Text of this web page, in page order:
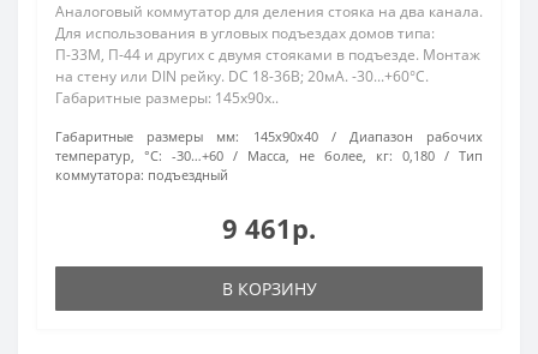
Аналоговый коммутатор для деления стояка на два канала.
Для использования в угловых подъездах домов типа:
П-33М, П-44 и других с двумя стояками в подъезде. Монтаж
на стену или DIN рейку. DC 18-36В; 20мА. -30...+60°C.
Габаритные размеры: 145х90х..
Габаритные размеры мм: 145х90х40
Диапазон рабочих
температур, °С: -30…+60 Масса, не более, кг: 0,180
Тип
коммутатора: подъездный
9 461р.
В КОРЗИНУ